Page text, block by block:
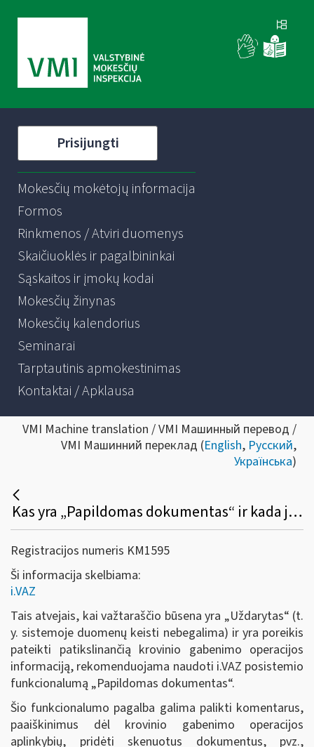
Prisijungti
Mokesčių mokėtojų informacija
Formos
Rinkmenos / Atviri duomenys
Skaičiuoklės ir pagalbininkai
Sąskaitos ir įmokų kodai
Mokesčių žinynas
Mokesčių kalendorius
Seminarai
Tarptautinis apmokestinimas
Kontaktai / Apklausa
VMI Machine translation / VMI Машинный перевод /
VMI Машинний переклад (English, Русский,
Українська)
Kas yra „Papildomas dokumentas“ ir kada jis naudojamas i.VAZ posistemyje?
Registracijos numeris KM1595
Ši informacija skelbiama:
i.VAZ
Tais atvejais, kai važtaraščio būsena yra „Uždarytas“ (t.
y. sistemoje duomenų keisti nebegalima) ir yra poreikis
pateikti patikslinančią krovinio gabenimo operacijos
informaciją, rekomenduojama naudoti i.VAZ posistemio
funkcionalumą „Papildomas dokumentas“.
Šio funkcionalumo pagalba galima palikti komentarus,
paaiškinimus dėl krovinio gabenimo operacijos
aplinkybių, pridėti skenuotus dokumentus, pvz.,